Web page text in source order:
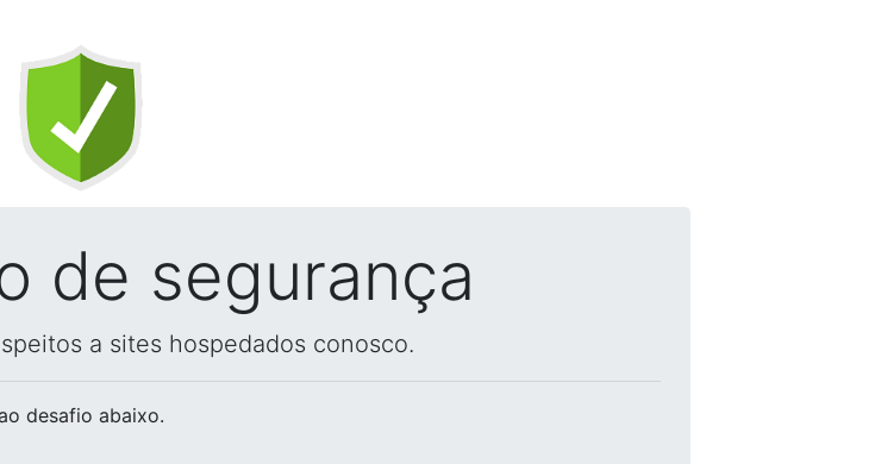
de segurança
a sites hospedados conosco.
desafio abaixo.